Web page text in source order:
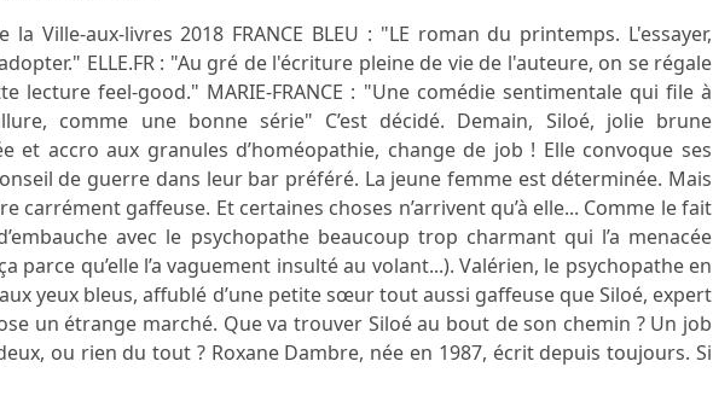
la Ville-aux-livres 2018 FRANCE BLEU : "LE roman du printemps. L'essayer,
ELLE.FR : "Au gré de l'écriture pleine de vie de l'auteure, on se régale
lecture feel-good." MARIE-FRANCE : "Une comédie sentimentale qui file à
comme une bonne série" C’est décidé. Demain, Siloé, jolie brune
et accro aux granules d’homéopathie, change de job ! Elle convoque ses
de guerre dans leur bar préféré. La jeune femme est déterminée. Mais
carrément gaffeuse. Et certaines choses n’arrivent qu’à elle... Comme le fait
avec le psychopathe beaucoup trop charmant qui l’a menacée
parce qu’elle l’a vaguement insulté au volant...). Valérien, le psychopathe en
yeux bleus, affublé d’une petite sœur tout aussi gaffeuse que Siloé, expert
un étrange marché. Que va trouver Siloé au bout de son chemin ? Un job
ou rien du tout ? Roxane Dambre, née en 1987, écrit depuis toujours. Si